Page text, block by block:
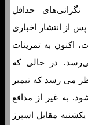
نگرانی‌های حداقل
از انتشار اخباری
اکنون به تمرینات
در حالی که
می رسد که تیمبر
به غیر از مدافع
یکشنبه مقابل اسپرز